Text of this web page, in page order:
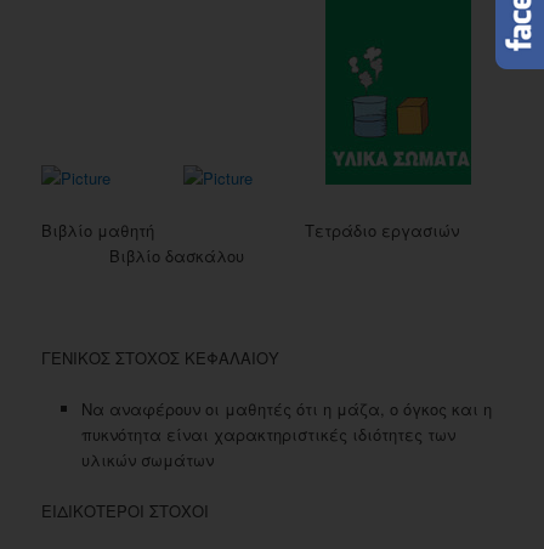
Βιβλίο μαθητή Τετράδιο εργασιών
Βιβλίο δασκάλου
ΓΕΝΙΚΟΣ ΣΤΟΧΟΣ ΚΕΦΑΛΑΙΟΥ
Να αναφέρουν οι μαθητές ότι η μάζα, ο όγκος και η
πυκνότητα είναι χαρακτηριστικές ιδιότητες των
υλικών σωμάτων
ΕΙΔΙΚΟΤΕΡΟΙ ΣΤΟΧΟΙ